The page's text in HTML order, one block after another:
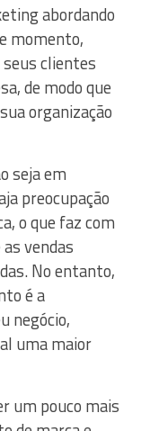
abordando
momento,
clientes
de modo que
organização
seja em
preocupação
o que faz com
vendas
No entanto,
é a
negócio,
uma maior
um pouco mais